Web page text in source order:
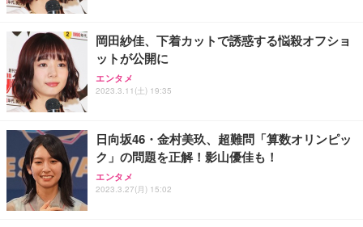
岡田紗佳、下着カットで誘惑する悩殺オフショ
ットが公開に
エンタメ
2023.3.11(土) 19:35
日向坂46・金村美玖、超難問「算数オリンピッ
ク」の問題を正解！影山優佳も！
エンタメ
2023.3.27(月) 15:02